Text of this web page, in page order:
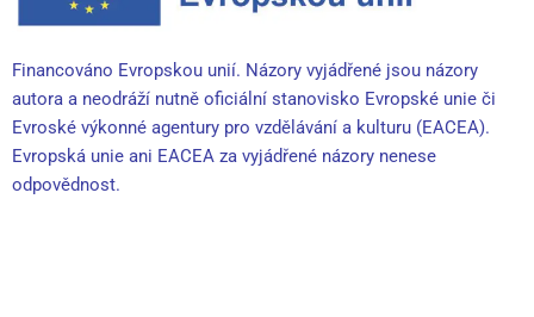
Financováno Evropskou unií. Názory vyjádřené jsou názory
autora a neodráží nutně oficiální stanovisko Evropské unie či
Evroské výkonné agentury pro vzdělávání a kulturu (EACEA).
Evropská unie ani EACEA za vyjádřené názory nenese
odpovědnost.